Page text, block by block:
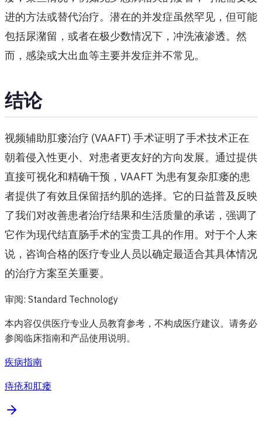
进的方法或替代治疗。潜在的并发症虽然罕见，但可能
包括尿潴留，或者在极少数情况下，冲洗液渗透。然
而，感染或大出血等主要并发症并不常见。
结论
视频辅助肛瘘治疗 (VAAFT) 手术证明了手术技术正在
朝着侵入性更小、对患者更友好的方向发展。通过提供
直接可视化和精确干预，VAAFT 为患有复杂肛瘘的患
者提供了有效且保留括约肌的选择。它的日益普及反映
了我们对改善患者治疗结果和生活质量的承诺，强调了
它作为现代结直肠手术的宝贵工具的作用。对于个人来
说，咨询合格的医疗专业人员以确定最适合其具体情况
的治疗方案至关重要。
审阅: Standard Technology
本内容仅供医疗专业人员教育参考，不构成医疗建议。请务必
参阅临床指南和产品使用说明。
疾病指南
痔疮和肛瘘